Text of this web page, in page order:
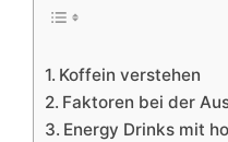
Koffein verstehen
Faktoren bei der
Energy Drinks mit